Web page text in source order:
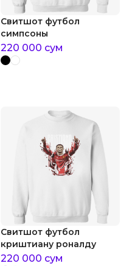
Свитшот футбол
симпсоны
220 000 сум
Свитшот футбол
криштиану роналду
220 000 сум